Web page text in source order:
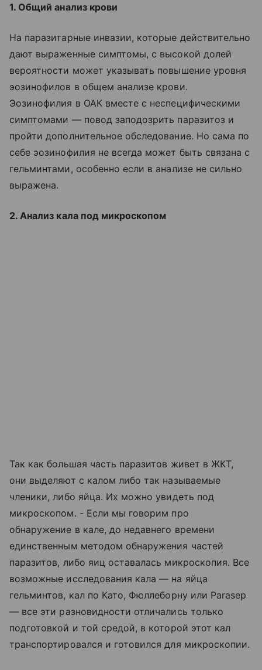
1. Общий анализ крови
На паразитарные инвазии, которые действительно
дают выраженные симптомы, с высокой долей
вероятности может указывать повышение уровня
эозинофилов в общем анализе крови.
Эозинофилия в ОАК вместе с неспецифическими
симптомами — повод заподозрить паразитоз и
пройти дополнительное обследование. Но сама по
себе эозинофилия не всегда может быть связана с
гельминтами, особенно если в анализе не сильно
выражена.
2. Анализ кала под микроскопом
Так как большая часть паразитов живет в ЖКТ,
они выделяют с калом либо так называемые
членики, либо яйца. Их можно увидеть под
микроскопом. - Если мы говорим про
обнаружение в кале, до недавнего времени
единственным методом обнаружения частей
паразитов, либо яиц оставалась микроскопия. Все
возможные исследования кала — на яйца
гельминтов, кал по Като, Фюллеборну или Parasep
— все эти разновидности отличались только
подготовкой и той средой, в которой этот кал
транспортировался и готовился для микроскопии.